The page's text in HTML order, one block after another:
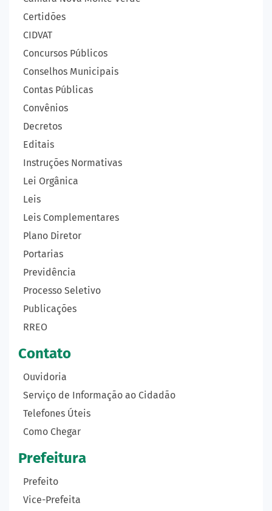
Certidões
CIDVAT
Concursos Públicos
Conselhos Municipais
Contas Públicas
Convênios
Decretos
Editais
Instruções Normativas
Lei Orgânica
Leis
Leis Complementares
Plano Diretor
Portarias
Previdência
Processo Seletivo
Publicações
RREO
Contato
Ouvidoria
Serviço de Informação ao Cidadão
Telefones Úteis
Como Chegar
Prefeitura
Prefeito
Vice-Prefeita